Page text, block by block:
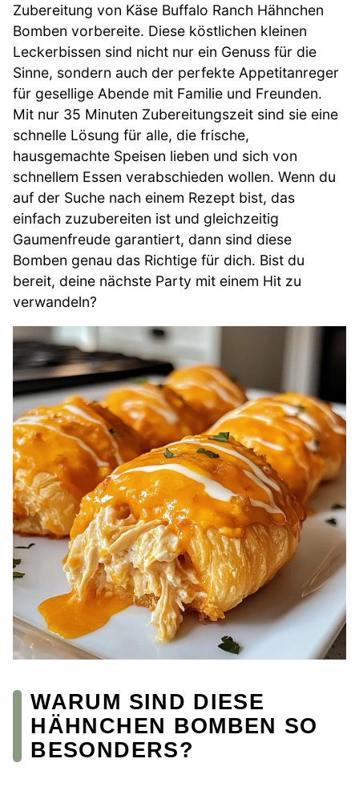
Zubereitung von Käse Buffalo Ranch Hähnchen
Bomben vorbereite. Diese köstlichen kleinen
Leckerbissen sind nicht nur ein Genuss für die
Sinne, sondern auch der perfekte Appetitanreger
für gesellige Abende mit Familie und Freunden.
Mit nur 35 Minuten Zubereitungszeit sind sie eine
schnelle Lösung für alle, die frische,
hausgemachte Speisen lieben und sich von
schnellem Essen verabschieden wollen. Wenn du
auf der Suche nach einem Rezept bist, das
einfach zuzubereiten ist und gleichzeitig
Gaumenfreude garantiert, dann sind diese
Bomben genau das Richtige für dich. Bist du
bereit, deine nächste Party mit einem Hit zu
verwandeln?
WARUM SIND DIESE
HÄHNCHEN BOMBEN SO
BESONDERS?